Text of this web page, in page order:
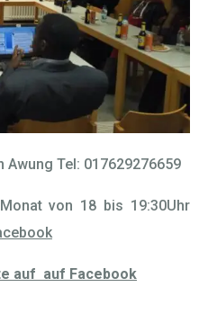
Awung Tel: 017629276659
von 18 bis 19:30Uhr
auf auf Facebook